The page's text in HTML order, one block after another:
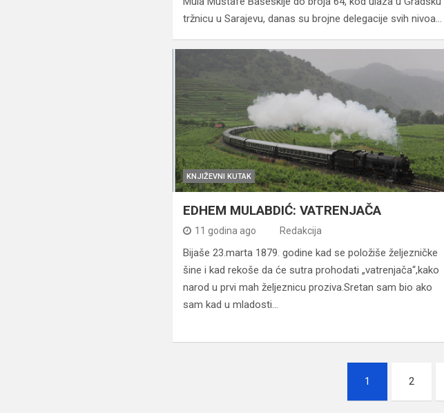
tržnicu u Sarajevu, danas su brojne delegacije svih nivoa…
KNJIŽEVNI KUTAK
EDHEM MULABDIĆ: VATRENJAČA
11 godina ago Redakcija
Bijaše 23.marta 1879. godine kad se položiše željezničke
šine i kad rekoše da će sutra prohodati „vatrenjača“,kako
narod u prvi mah željeznicu proziva.Sretan sam bio ako
sam kad u mladosti…
1 2